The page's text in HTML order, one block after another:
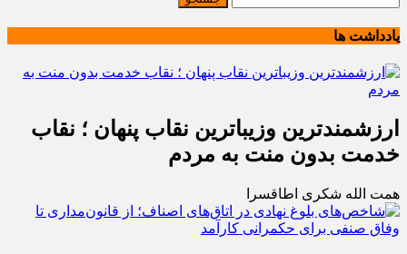
یادداشت ها
ارزشمندترین وزیباترین نقاب پنهان ؛ نقاب
خدمت بدون منت به مردم
همت الله شکری اطاقسرا